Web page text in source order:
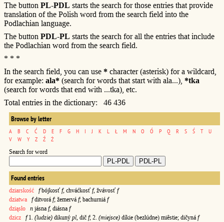
The button PL-PDL starts the search for those entries that provide
translation of the Polish word from the search field into the
Podlachian language.
The button PDL-PL starts the search for all the entries that include
the Podlachian word from the search field.
* * *
In the search field, you can use * character (asterisk) for a wildcard,
for example: ala* (search for words that start with ala...), *tka
(search for words that end with ...tka), etc.
Total entries in the dictionary: 46 436
Browse by letter
A B C Ć D E F G H I J K L Ł M N O Ó P Q R S Ś T
U
V
W Y Z Ź Ż
Search for word
Found entries
dziarskość fbójkosť f, chváćkosť f, žvávosť f
dziatwa
fditvorá f; žemervá f; bachurniá f
dziąsło
n jásna f, diásna f
dzicz
f1. (ludzie) dikuný pl , dič f; 2. (miejsce) díkie (bezlúdne) miêstie; dičyná f